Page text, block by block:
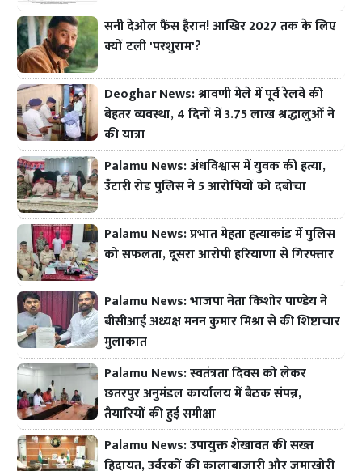
सनी देओल फैंस हैरान! आखिर 2027 तक के लिए
क्यों टली 'परशुराम'?
Deoghar News: श्रावणी मेले में पूर्व रेलवे की
बेहतर व्यवस्था, 4 दिनों में 3.75 लाख श्रद्धालुओं ने
की यात्रा
Palamu News: अंधविश्वास में युवक की हत्या,
उँटारी रोड पुलिस ने 5 आरोपियों को दबोचा
Palamu News: प्रभात मेहता हत्याकांड में पुलिस
को सफलता, दूसरा आरोपी हरियाणा से गिरफ्तार
Palamu News: भाजपा नेता किशोर पाण्डेय ने
बीसीआई अध्यक्ष मनन कुमार मिश्रा से की शिष्टाचार
मुलाकात
Palamu News: स्वतंत्रता दिवस को लेकर
छतरपुर अनुमंडल कार्यालय में बैठक संपन्न,
तैयारियों की हुई समीक्षा
Palamu News: उपायुक्त शेखावत की सख्त
हिदायत, उर्वरकों की कालाबाजारी और जमाखोरी